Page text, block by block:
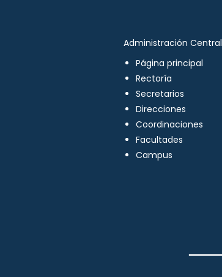
Administración Central
Página principal
Rectoría
Secretarios
Direcciones
Coordinaciones
Facultades
Campus